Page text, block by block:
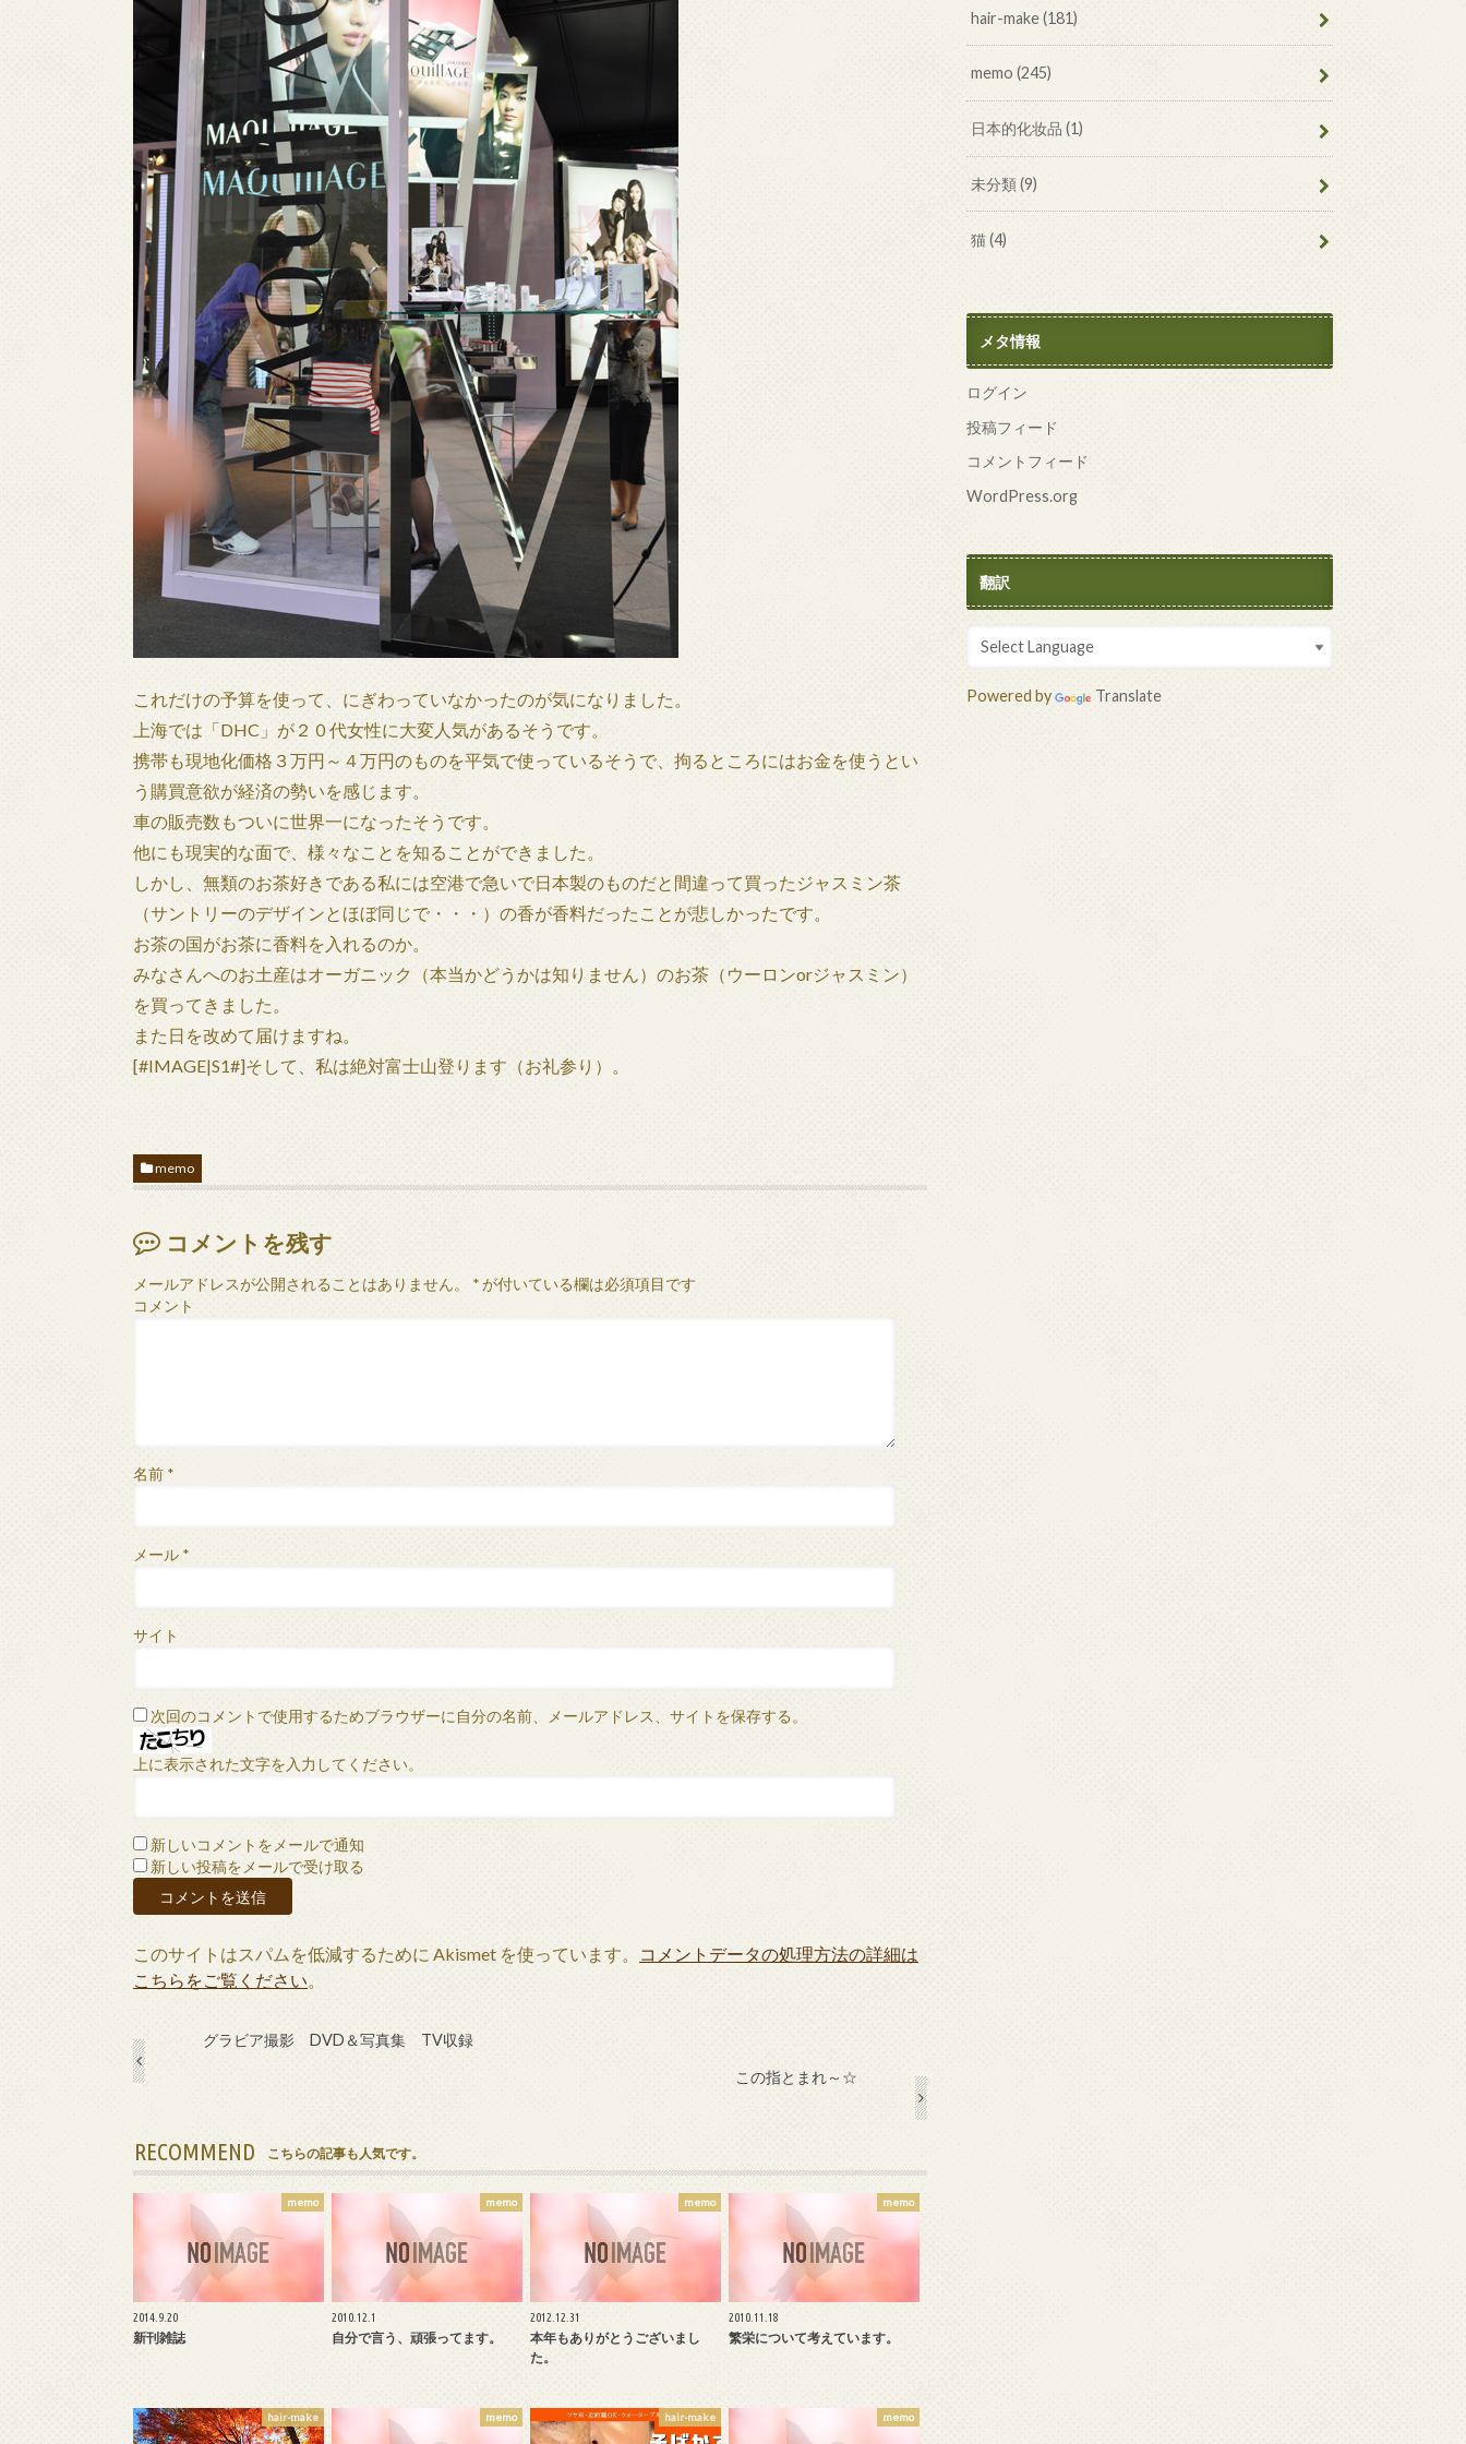
これだけの予算を使って、にぎわっていなかったのが気になりました。
上海では「DHC」が２０代女性に大変人気があるそうです。
携帯も現地化価格３万円～４万円のものを平気で使っているそうで、拘るところにはお金を使うとい
う購買意欲が経済の勢いを感じます。
車の販売数もついに世界一になったそうです。
他にも現実的な面で、様々なことを知ることができました。
しかし、無類のお茶好きである私には空港で急いで日本製のものだと間違って買ったジャスミン茶
（サントリーのデザインとほぼ同じで・・・）の香が香料だったことが悲しかったです。
お茶の国がお茶に香料を入れるのか。
みなさんへのお土産はオーガニック（本当かどうかは知りません）のお茶（ウーロンorジャスミン）
を買ってきました。
また日を改めて届けますね。
[#IMAGE|S1#]そして、私は絶対富士山登ります（お礼参り）。
memo
コメントを残す
メールアドレスが公開されることはありません。 *が付いている欄は必須項目です
コメント
名前 *
メール *
サイト
次回のコメントで使用するためブラウザーに自分の名前、メールアドレス、サイトを保存する。
上に表示された文字を入力してください。
新しいコメントをメールで通知
新しい投稿をメールで受け取る
このサイトはスパムを低減するために Akismet を使っています。
コメントデータの処理方法の詳細は
こちらをご覧ください。
グラビア撮影 DVD＆写真集 TV収録
この指とまれ～☆
RECOMMEND こちらの記事も人気です。
memo
2014.9.20
新刊雑誌
memo
2010.12.1
自分で言う、頑張ってます。
memo
2012.12.31
本年もありがとうございまし
た。
memo
2010.11.18
繁栄について考えています。
hair-make memo hair-make memo
hair-make(181)
memo(245)
日本的化妆品(1)
未分類(9)
猫(4)
メタ情報
ログイン
投稿フィード
コメントフィード
WordPress.org
翻訳
Powered by Translate